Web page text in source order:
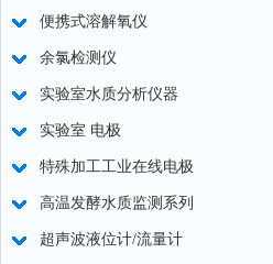
便携式溶解氧仪
余氯检测仪
实验室水质分析仪器
实验室 电极
特殊加工工业在线电极
高温发酵水质监测系列
超声波液位计/流量计